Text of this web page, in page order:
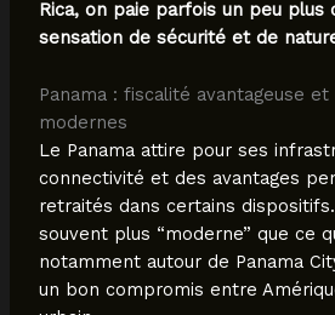
Rica, on paie parfois un peu plus
sensation de sécurité et de
Panama : fiscalité avantageuse
modernes
Le Panama attire pour ses
connectivité et des avantages
retraités dans certains
souvent plus “moderne” que ce
notamment autour de Panama
un bon compromis entre